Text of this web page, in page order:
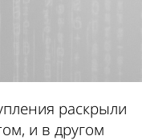
раскрыли
и в другом